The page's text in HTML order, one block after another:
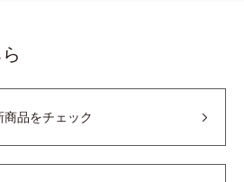
商品をチェック